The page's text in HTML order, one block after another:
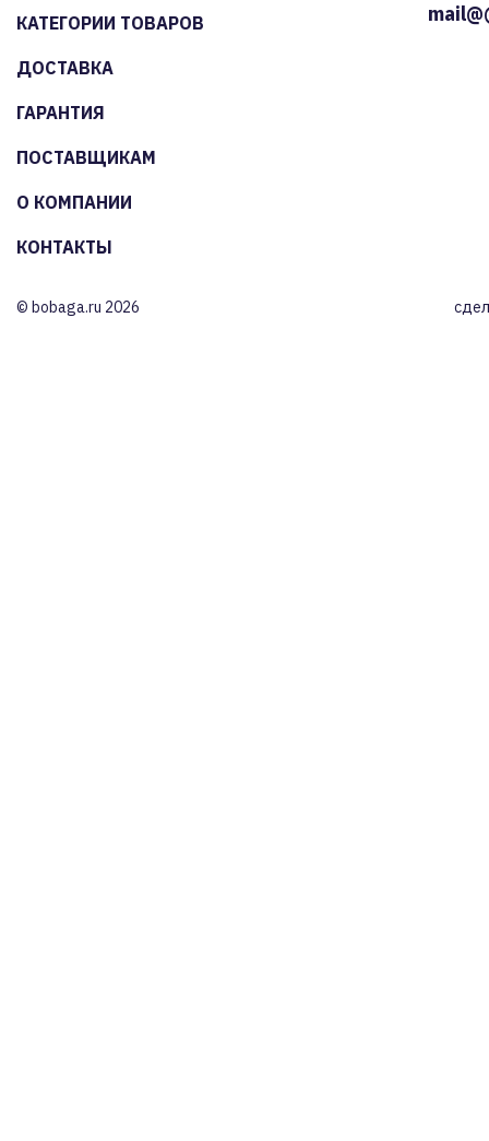
КАТЕГОРИИ ТОВАРОВ
ДОСТАВКА
ГАРАНТИЯ
ПОСТАВЩИКАМ
О КОМПАНИИ
КОНТАКТЫ
© bobaga.ru 2026